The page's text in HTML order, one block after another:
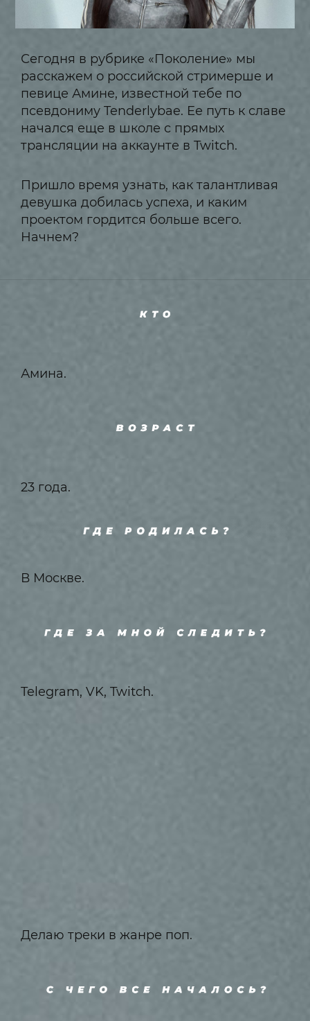
Сегодня в рубрике «Поколение» мы
расскажем о российской стримерше и
певице Амине, известной тебе по
псевдониму Tenderlybae. Ее путь к славе
начался еще в школе с прямых
трансляции на аккаунте в Twitch.
Пришло время узнать, как талантливая
девушка добилась успеха, и каким
проектом гордится больше всего.
Начнем?
Амина.
23 года.
В Москве.
Telegram, VK, Twitch.
Делаю треки в жанре поп.